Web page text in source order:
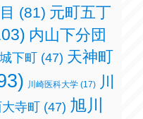
(81) 元町五丁
内山下分団
城下町(47) 天神町
川崎医科大学(17)
川
寺町(47) 旭川